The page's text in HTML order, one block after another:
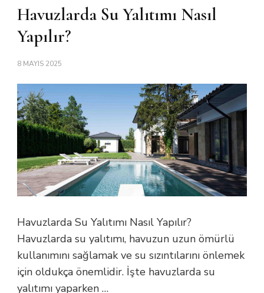
Havuzlarda Su Yalıtımı Nasıl
Yapılır?
8 MAYIS 2025
Havuzlarda Su Yalıtımı Nasıl Yapılır?
Havuzlarda su yalıtımı, havuzun uzun ömürlü
kullanımını sağlamak ve su sızıntılarını önlemek
için oldukça önemlidir. İşte havuzlarda su
yalıtımı yaparken …